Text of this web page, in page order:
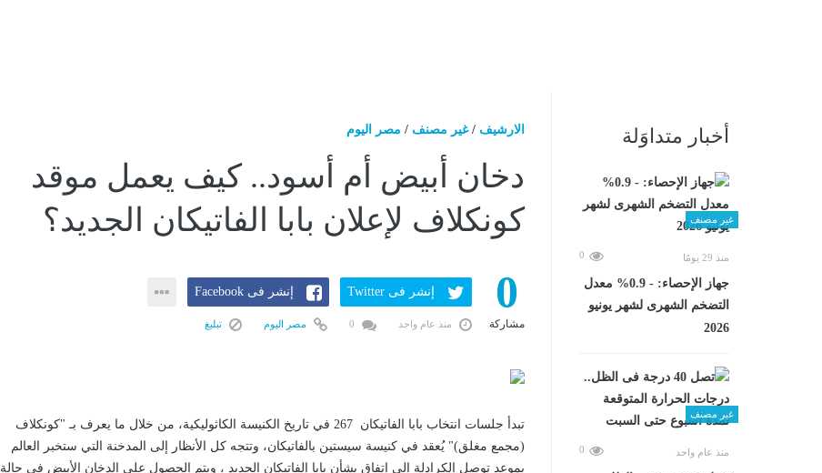
أخبار متداوَلة
غير مصنف
منذ 29 يومًا 0
جهاز الإحصاء: - 0.9% معدل
التضخم الشهرى لشهر يونيو
2026
غير مصنف
منذ عام واحد 0
الارشيف /غير مصنف / مصر اليوم
دخان أبيض أم أسود.. كيف يعمل موقد
كونكلاف لإعلان بابا الفاتيكان الجديد؟
0
مشاركة
إنشر فى Twitter إنشر فى Facebook
منذ عام واحد مصر اليوم تبليغ
تبدأ جلسات انتخاب بابا الفاتيكان 267 في تاريخ الكنيسة الكاثوليكية، من خلال ما يعرف بـ "كونكلاف
(مجمع مغلق)" يُعقد في كنيسة سيستين بالفاتيكان، وتتجه كل الأنظار إلى المدخنة التي ستخبر العالم
بموعد توصل الكرادلة إلى اتفاق بشأن بابا الفاتيكان الجديد ، ويتم الحصول على الدخان الأبيض في حالة